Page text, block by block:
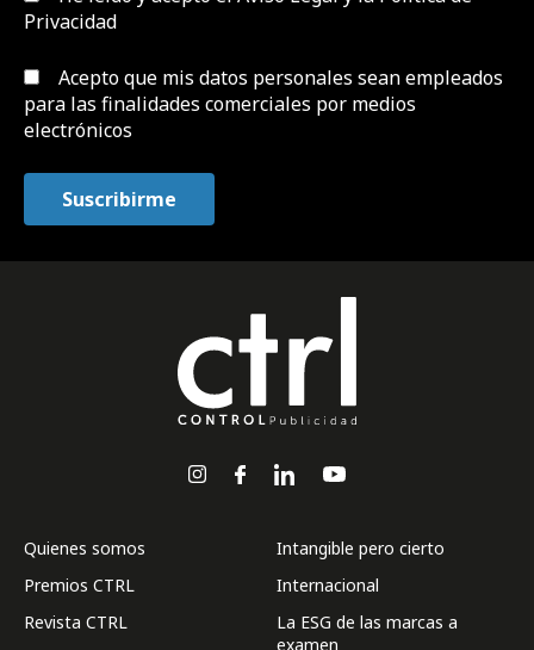
Privacidad
Acepto que mis datos personales sean empleados
para las finalidades comerciales por medios
electrónicos
Quienes somos
Premios CTRL
Revista CTRL
Intangible pero cierto
Internacional
La ESG de las marcas a
examen